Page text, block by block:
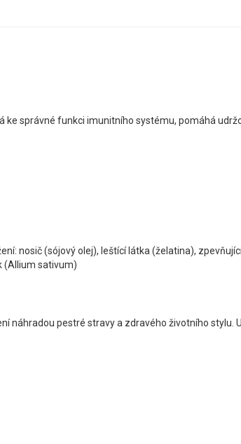
správné funkci imunitního systému, pomáhá
nosič (sójový olej), leštící látka (želatina),
(Allium sativum)
náhradou pestré stravy a zdravého životního stylu.